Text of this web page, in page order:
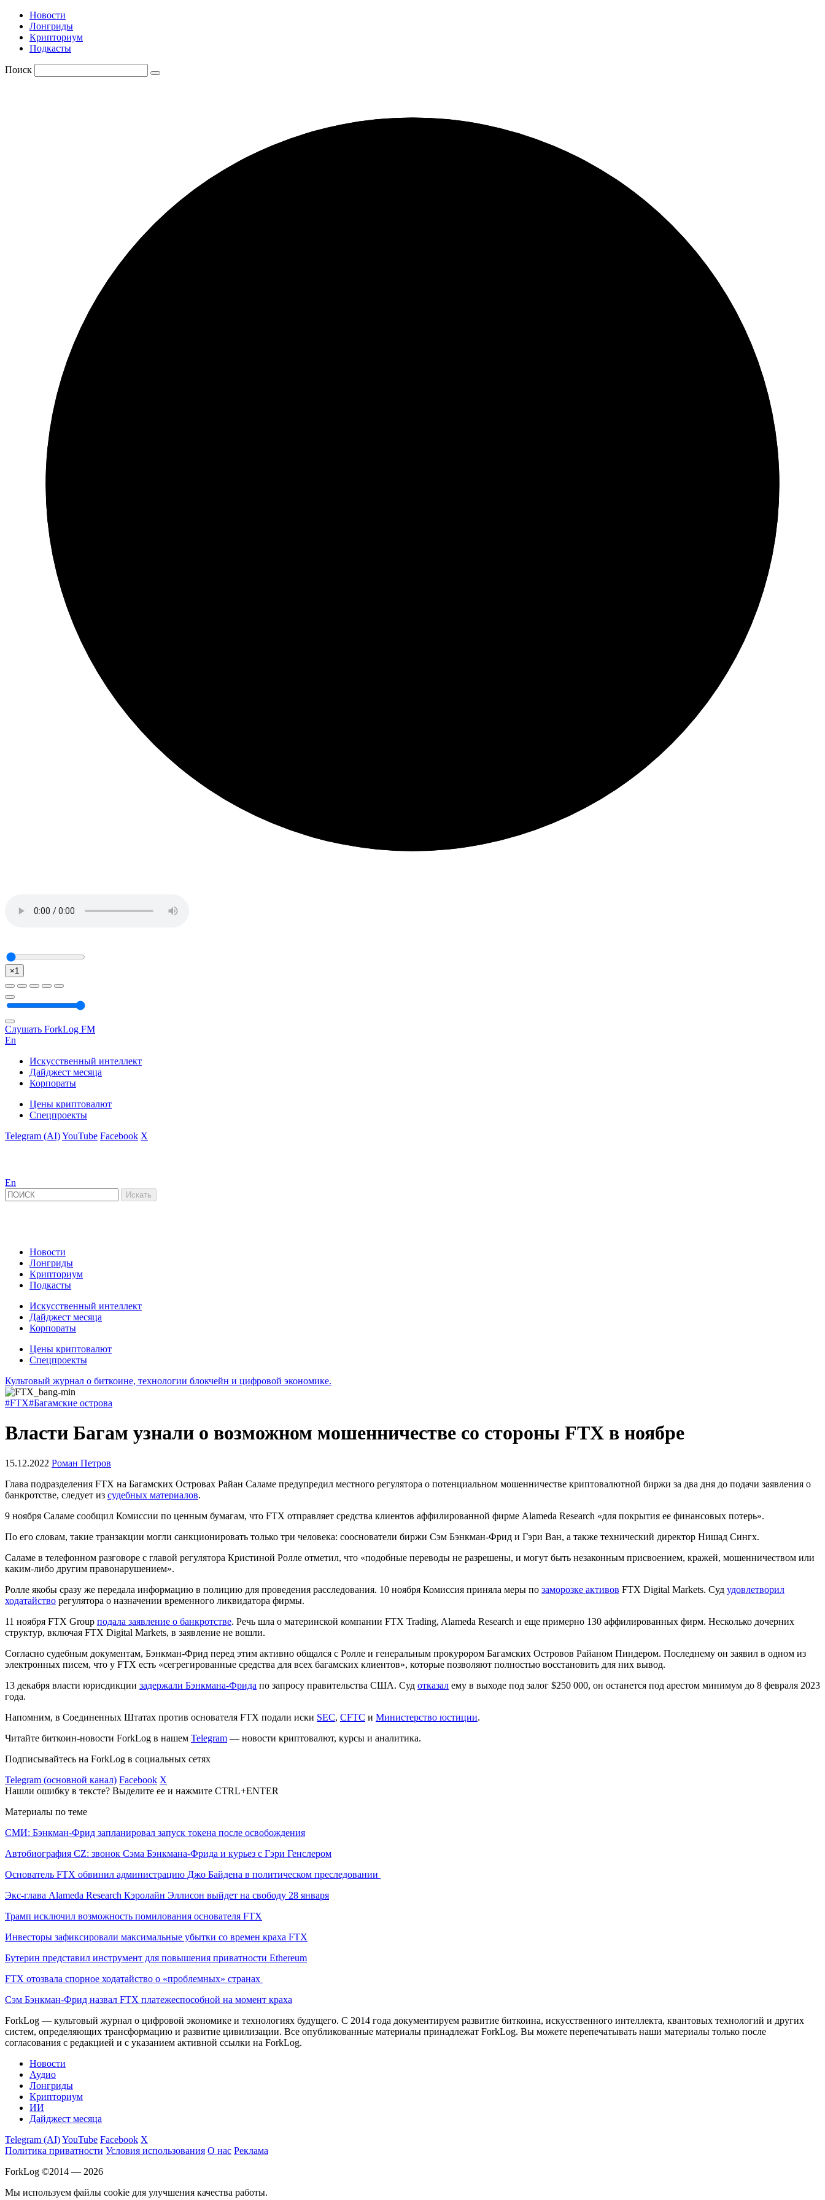
Новости
Лонгриды
Крипториум
Подкасты
Поиск
×1
Слушать ForkLog FM
En
Искусственный интеллект
Дайджест месяца
Корпораты
Цены криптовалют
Спецпроекты
Telegram (AI)YouTube Facebook X
En
Новости
Лонгриды
Крипториум
Подкасты
Искусственный интеллект
Дайджест месяца
Корпораты
Цены криптовалют
Спецпроекты
Культовый журнал о биткоине, технологии блокчейн и цифровой экономике.
#FTX#Багамские острова
Власти Багам узнали о возможном мошенничестве со стороны FTX в ноябре
15.12.2022 Роман Петров
Глава подразделения FTX на Багамских Островах Райан Саламе предупредил местного регулятора о потенциальном мошенничестве криптовалютной биржи за два дня до подачи заявления о
банкротстве, следует из судебных материалов.
9 ноября Саламе сообщил Комиссии по ценным бумагам, что FTX отправляет средства клиентов аффилированной фирме Alameda Research «для покрытия ее финансовых потерь».
По его словам, такие транзакции могли санкционировать только три человека: сооснователи биржи Сэм Бэнкман-Фрид и Гэри Ван, а также технический директор Нишад Сингх.
Саламе в телефонном разговоре с главой регулятора Кристиной Ролле отметил, что «подобные переводы не разрешены, и могут быть незаконным присвоением, кражей, мошенничеством или
каким-либо другим правонарушением».
Ролле якобы сразу же передала информацию в полицию для проведения расследования. 10 ноября Комиссия приняла меры по заморозке активов FTX Digital Markets. Суд удовлетворил
ходатайство регулятора о назначении временного ликвидатора фирмы.
11 ноября FTX Group подала заявление о банкротстве. Речь шла о материнской компании FTX Trading, Alameda Research и еще примерно 130 аффилированных фирм. Несколько дочерних
структур, включая FTX Digital Markets, в заявление не вошли.
Согласно судебным документам, Бэнкман-Фрид перед этим активно общался с Ролле и генеральным прокурором Багамских Островов Райаном Пиндером. Последнему он заявил в одном из
электронных писем, что у FTX есть «сегрегированные средства для всех багамских клиентов», которые позволяют полностью восстановить для них вывод.
13 декабря власти юрисдикции задержали Бэнкмана-Фрида по запросу правительства США. Суд отказал ему в выходе под залог $250 000, он останется под арестом минимум до 8 февраля 2023
года.
Напомним, в Соединенных Штатах против основателя FTX подали иски SEC, CFTC и Министерство юстиции.
Читайте биткоин-новости ForkLog в нашем Telegram — новости криптовалют, курсы и аналитика.
Подписывайтесь на ForkLog в социальных сетях
Telegram (основной канал) Facebook X
Нашли ошибку в тексте? Выделите ее и нажмите CTRL+ENTER
Материалы по теме
СМИ: Бэнкман-Фрид запланировал запуск токена после освобождения
Автобиография CZ: звонок Сэма Бэнкмана-Фрида и курьез с Гэри Генслером
Основатель FTX обвинил администрацию Джо Байдена в политическом преследовании
Экс-глава Alameda Research Кэролайн Эллисон выйдет на свободу 28 января
Трамп исключил возможность помилования основателя FTX
Инвесторы зафиксировали максимальные убытки со времен краха FTX
Бутерин представил инструмент для повышения приватности Ethereum
FTX отозвала спорное ходатайство о «проблемных» странах
Сэм Бэнкман-Фрид назвал FTX платежеспособной на момент краха
ForkLog — культовый журнал о цифровой экономике и технологиях будущего. С 2014 года документируем развитие биткоина, искусственного интеллекта, квантовых технологий и других
систем, определяющих трансформацию и развитие цивилизации. Все опубликованные материалы принадлежат ForkLog. Вы можете перепечатывать наши материалы только после
согласования с редакцией и с указанием активной ссылки на ForkLog.
Новости
Аудио
Лонгриды
Крипториум
ИИ
Дайджест месяца
Telegram (AI)YouTube Facebook X
Политика приватности Условия использования О нас Реклама
ForkLog ©2014 — 2026
Мы используем файлы cookie для улучшения качества работы.